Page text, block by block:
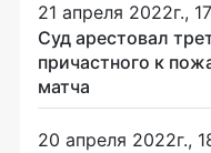
21 апреля 2022г.,
Суд арестовал
причастного к
матча
20 апреля 2022г.,